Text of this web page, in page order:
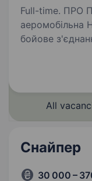
Full-time. ПРО ПІДРОЗДІЛ 77 окрема
аеромобільна
бойове
All
Снайпер
30 000 –